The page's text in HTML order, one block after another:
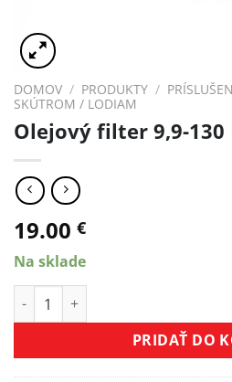
DOMOV / PRODUKTY /
SKÚTROM / LODIAM
Olejový filter 9,9-130
19.00 €
Na sklade
množstvo Olejový filter 9,9-130 HP
PRIDAŤ DO